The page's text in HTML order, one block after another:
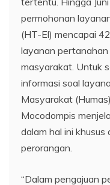
permohonan
(HT-El) mencapai
layanan
masyarakat. Untuk
informasi soal
Masyarakat
Mocodompis
dalam hal ini
perorangan.
“Dalam pengajuan